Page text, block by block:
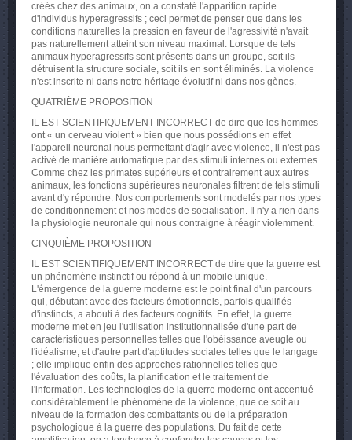
créés chez des animaux, on a constaté l'apparition rapide
d'individus hyperagressifs ; ceci permet de penser que dans les
conditions naturelles la pression en faveur de l'agressivité n'avait
pas naturellement atteint son niveau maximal. Lorsque de tels
animaux hyperagressifs sont présents dans un groupe, soit ils
détruisent la structure sociale, soit ils en sont éliminés. La violence
n'est inscrite ni dans notre héritage évolutif ni dans nos gènes.
QUATRIÈME PROPOSITION
IL EST SCIENTIFIQUEMENT INCORRECT de dire que les hommes
ont « un cerveau violent » bien que nous possédions en effet
l'appareil neuronal nous permettant d'agir avec violence, il n'est pas
activé de manière automatique par des stimuli internes ou externes.
Comme chez les primates supérieurs et contrairement aux autres
animaux, les fonctions supérieures neuronales filtrent de tels stimuli
avant d'y répondre. Nos comportements sont modelés par nos types
de conditionnement et nos modes de socialisation. Il n'y a rien dans
la physiologie neuronale qui nous contraigne à réagir violemment.
CINQUIÈME PROPOSITION
IL EST SCIENTIFIQUEMENT INCORRECT de dire que la guerre est
un phénomène instinctif ou répond à un mobile unique.
L'émergence de la guerre moderne est le point final d'un parcours
qui, débutant avec des facteurs émotionnels, parfois qualifiés
d'instincts, a abouti à des facteurs cognitifs. En effet, la guerre
moderne met en jeu l'utilisation institutionnalisée d'une part de
caractéristiques personnelles telles que l'obéissance aveugle ou
l'idéalisme, et d'autre part d'aptitudes sociales telles que le langage
; elle implique enfin des approches rationnelles telles que
l'évaluation des coûts, la planification et le traitement de
l'information. Les technologies de la guerre moderne ont accentué
considérablement le phénomène de la violence, que ce soit au
niveau de la formation des combattants ou de la préparation
psychologique à la guerre des populations. Du fait de cette